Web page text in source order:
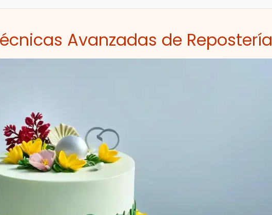
Avanzadas de Repostería